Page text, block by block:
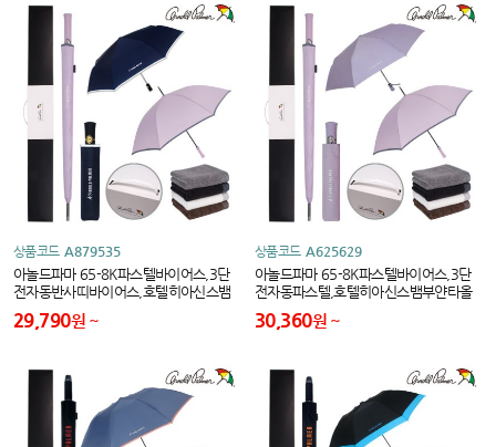
상품코드 A879535
아놀드파마 65-8K파스텔바이어스,3단
전자동반사띠바이어스,호텔히아신스뱀
부얀타올세트
29,790원
상품코드 A625629
아놀드파마 65-8K파스텔바이어스,3단
전자동파스텔,호텔히아신스뱀부얀타올
세트
30,360원